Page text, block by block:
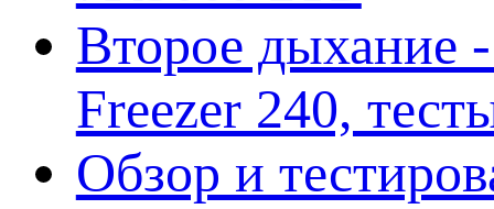
Второе дыхание
Freezer 240,
Обзор и